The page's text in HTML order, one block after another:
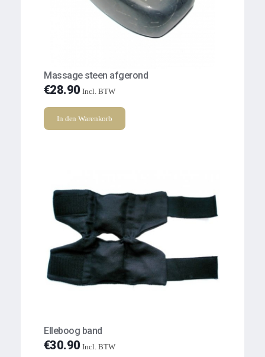
Massage steen afgerond
€28.90 Incl. BTW
In den Warenkorb
Elleboog band
€30.90 Incl. BTW